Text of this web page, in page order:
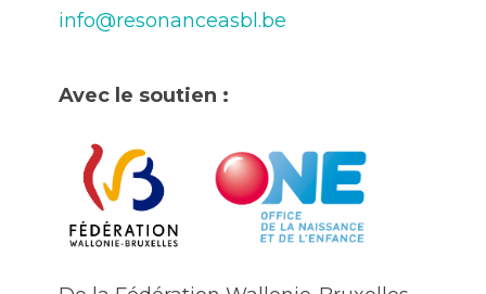
info@resonanceasbl.be
Avec le soutien :